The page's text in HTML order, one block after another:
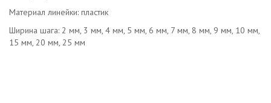
Материал линейки: пластик
Ширина шага: 2 мм, 3 мм, 4 мм, 5 мм, 6 мм, 7 мм, 8 мм, 9 мм, 10 мм,
15 мм, 20 мм, 25 мм